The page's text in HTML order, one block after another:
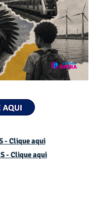
- Clique aqui
- Clique aqui